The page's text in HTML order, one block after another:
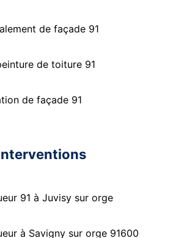
de façade 91
de toiture 91
de façade 91
91 à Juvisy sur orge
à Savigny sur orge 91600